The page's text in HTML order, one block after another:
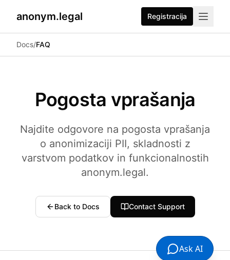
anonym.legal Registracija
George Curta
Docs/FAQ
Pogosta vprašanja
Najdite odgovore na pogosta vprašanja
o anonimizaciji PII, skladnosti z
varstvom podatkov in funkcionalnostih
anonym.legal.
Back to Docs Contact Support
Ask AI